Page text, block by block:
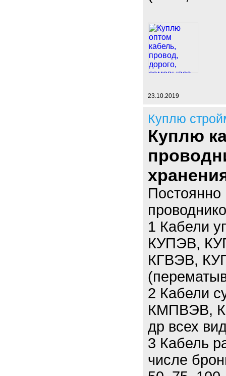
23.10.2019
Куплю
Куплю
Постоянно
1 Кабели
КУПЭВ,
КГВЭВ,
2 Кабели
КМПВЭВ,
др всех
3 Кабель
числе